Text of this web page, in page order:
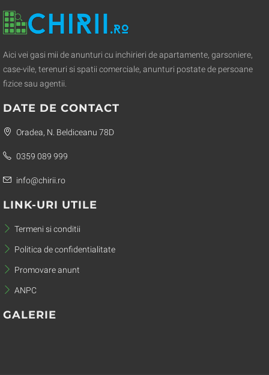
Aici vei gasi mii de anunturi cu inchirieri de apartamente, garsoniere,
case-vile, terenuri si spatii comerciale, anunturi postate de persoane
fizice sau agentii.
DATE DE CONTACT
Oradea, N. Beldiceanu 78D
0359 089 999
info@chirii.ro
LINK-URI UTILE
Termeni si conditii
Politica de confidentialitate
Promovare anunt
ANPC
GALERIE